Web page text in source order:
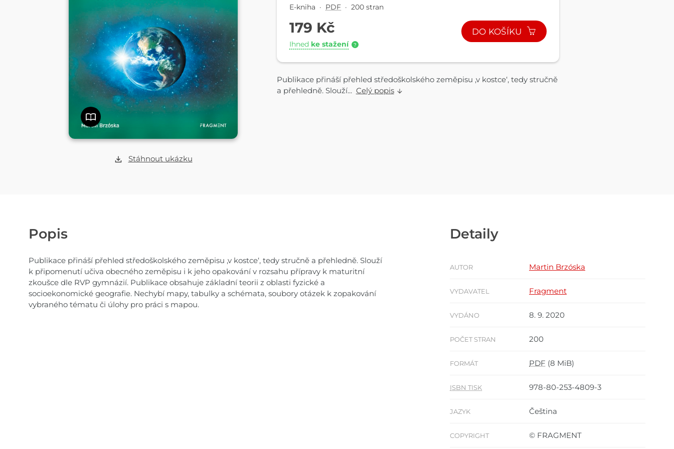
Stáhnout ukázku
E-kniha · PDF · 200 stran
179 Kč
Ihned ke stažení ?
DO KOŠÍKU
Publikace přináší přehled středoškolského zeměpisu ,v kostce‘, tedy stručně
a přehledně. Slouží... Celý popis
Popis
Publikace přináší přehled středoškolského zeměpisu ,v kostce‘, tedy stručně a přehledně. Slouží
k připomenutí učiva obecného zeměpisu i k jeho opakování v rozsahu přípravy k maturitní
zkoušce dle RVP gymnázií. Publikace obsahuje základní teorii z oblasti fyzické a
socioekonomické geografie. Nechybí mapy, tabulky a schémata, soubory otázek k zopakování
vybraného tématu či úlohy pro práci s mapou.
Detaily
AUTOR Martin Brzóska
VYDAVATEL Fragment
VYDÁNO 8. 9. 2020
POČET STRAN 200
FORMÁT PDF (8 MiB)
ISBN TISK 978-80-253-4809-3
JAZYK Čeština
COPYRIGHT © FRAGMENT